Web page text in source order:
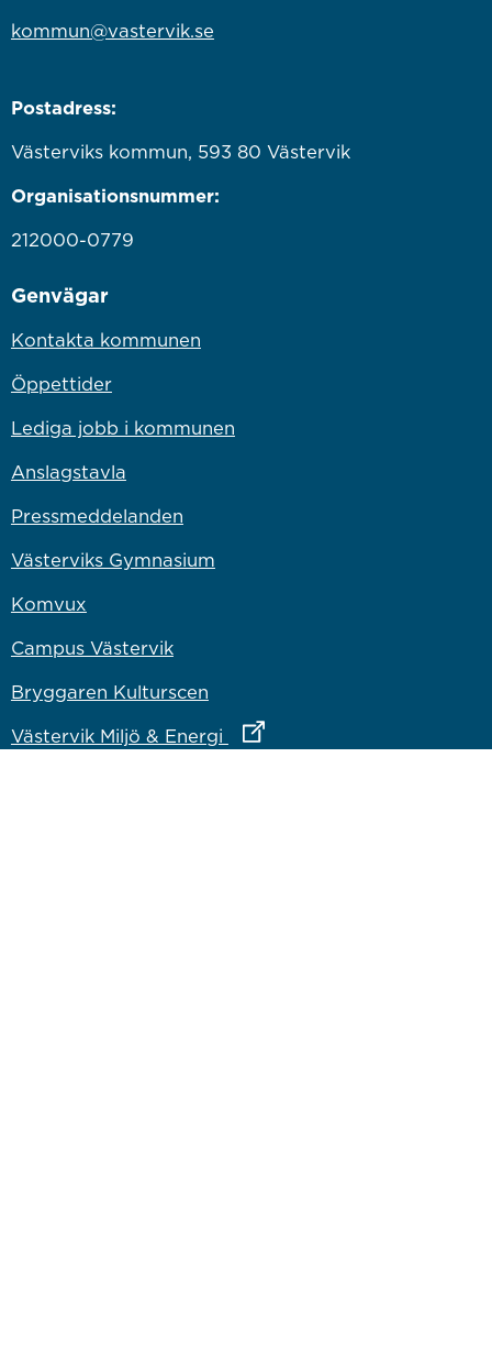
kommun@vastervik.se
Postadress:
Västerviks kommun, 593 80 Västervik
Organisationsnummer:
212000-0779
Genvägar
Kontakta kommunen
Öppettider
Lediga jobb i kommunen
Anslagstavla
Pressmeddelanden
Västerviks Gymnasium
Komvux
Campus Västervik
Bryggaren Kulturscen
Västervik Miljö & Energi
Länk till annan webbplats